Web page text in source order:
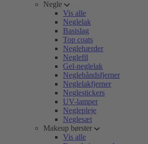
Negle
Vis alle
Neglelak
Basislag
Top coats
Neglehærder
Neglefil
Gel-neglelak
Neglebåndsfjerner
Neglelakfjerner
Neglestickers
UV-lamper
Neglepleje
Neglesæt
Makeup børster
Vis alle